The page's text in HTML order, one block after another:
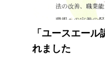
「ユースエール
れました